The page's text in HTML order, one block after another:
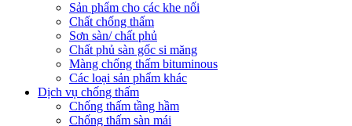
Sản phẩm cho các khe nối
Chất chống thấm
Sơn sàn/ chất phủ
Chất phủ sàn gốc si măng
Màng chống thấm bituminous
Các loại sản phẩm khác
Dịch vụ chống thấm
Chống thấm tầng hầm
Chống thấm sàn mái